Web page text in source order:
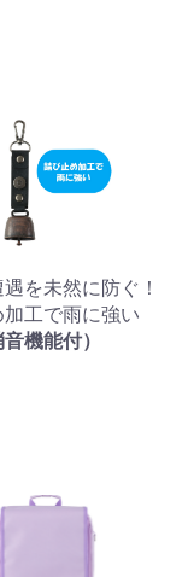
を未然に防ぐ！
工で雨に強い
機能付）